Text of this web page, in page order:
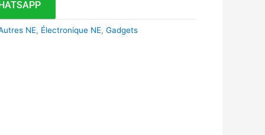
NE, Électronique NE,Gadgets